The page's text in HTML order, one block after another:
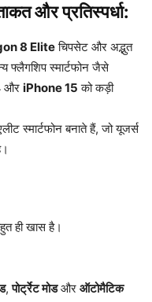
और प्रतिस्पर्धा:
8 Eliteचिपसेट और अद्भुत
फ्लैगशिप स्मार्टफोन जैसे
और iPhone 15 को कड़ी
स्मार्टफोन बनाते हैं, जो यूजर्स
ही खास है।
,पोर्ट्रेट मोडऔर ऑटोमैटिक